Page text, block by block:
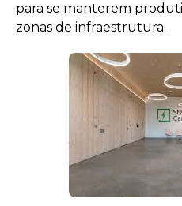
para se manterem
zonas de infraestrutura.